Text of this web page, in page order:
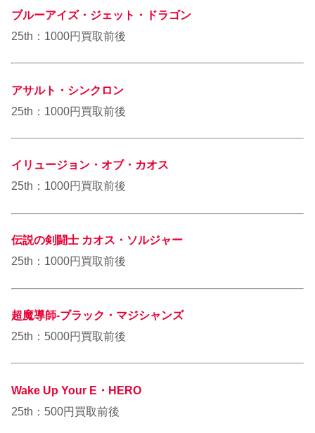
ブルーアイズ・ジェット・ドラゴン
25th：1000円買取前後
アサルト・シンクロン
25th：1000円買取前後
イリュージョン・オブ・カオス
25th：1000円買取前後
伝説の剣闘士 カオス・ソルジャー
25th：1000円買取前後
超魔導師-ブラック・マジシャンズ
25th：5000円買取前後
Wake Up Your E・HERO
25th：500円買取前後